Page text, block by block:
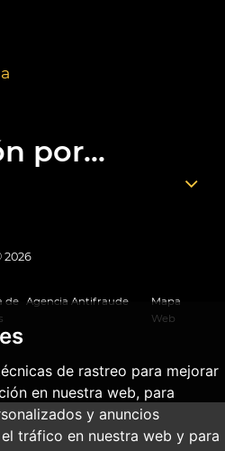
de rastreo para mejorar
en nuestra web, para
y anuncios
tráfico en nuestra web y para
por...
2026
de Agencia Antifraude
Mapa
Web